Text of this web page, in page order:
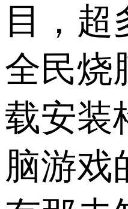
目，超
全民烧
载安装
脑游戏